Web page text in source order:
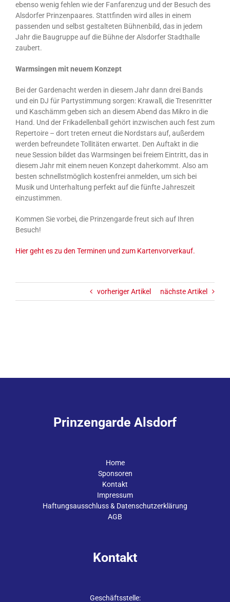
ebenso wenig fehlen wie der Fanfarenzug und der Besuch des
Alsdorfer Prinzenpaares. Stattfinden wird alles in einem
passenden und selbst gestalteten Bühnenbild, das in jedem
Jahr die Baugruppe auf die Bühne der Alsdorfer Stadthalle
zaubert.
Warmsingen mit neuem Konzept
Bei der Gardenacht werden in diesem Jahr dann drei Bands
und ein DJ für Partystimmung sorgen: Krawall, die Tresenritter
und Kaschämm geben sich an diesem Abend das Mikro in die
Hand. Und der Frikadellenball gehört inzwischen auch fest zum
Repertoire – dort treten erneut die Nordstars auf, außerdem
werden befreundete Tollitäten erwartet. Den Auftakt in die
neue Session bildet das Warmsingen bei freiem Eintritt, das in
diesem Jahr mit einem neuen Konzept daherkommt. Also am
besten schnellstmöglich kostenfrei anmelden, um sich bei
Musik und Unterhaltung perfekt auf die fünfte Jahreszeit
einzustimmen.
Kommen Sie vorbei, die Prinzengarde freut sich auf Ihren
Besuch!
Hier geht es zu den Terminen und zum Kartenvorverkauf.
vorheriger Artikel nächste Artikel
Prinzengarde Alsdorf
Home
Sponsoren
Kontakt
Impressum
Haftungsausschluss & Datenschutzerklärung
AGB
Kontakt
Geschäftsstelle: